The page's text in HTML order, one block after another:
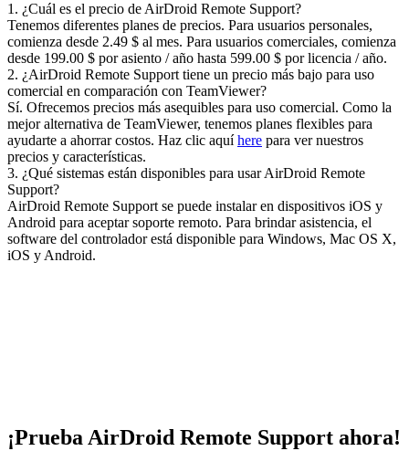
1. ¿Cuál es el precio de AirDroid Remote Support?
Tenemos diferentes planes de precios. Para usuarios personales,
comienza desde 2.49 $ al mes. Para usuarios comerciales, comienza
desde 199.00 $ por asiento / año hasta 599.00 $ por licencia / año.
2. ¿AirDroid Remote Support tiene un precio más bajo para uso
comercial en comparación con TeamViewer?
Sí. Ofrecemos precios más asequibles para uso comercial. Como la
mejor alternativa de TeamViewer, tenemos planes flexibles para
ayudarte a ahorrar costos. Haz clic aquí here para ver nuestros
precios y características.
3. ¿Qué sistemas están disponibles para usar AirDroid Remote
Support?
AirDroid Remote Support se puede instalar en dispositivos iOS y
Android para aceptar soporte remoto. Para brindar asistencia, el
software del controlador está disponible para Windows, Mac OS X,
iOS y Android.
¡Prueba AirDroid Remote Support ahora!